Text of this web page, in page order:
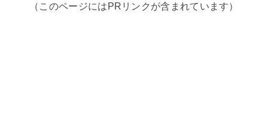
（このページにはPRリンクが含まれています）